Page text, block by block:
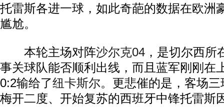
托雷斯各进一球，如此奇葩的数据在欧洲
尴尬。
本轮主场对阵沙尔克04 ，是切尔西所
事关球队能否顺利出线，而且蓝军刚刚在
0:2输给了纽卡斯尔。更悲催的是，客场三
梅开二度、开始复苏的西班牙中锋托雷斯